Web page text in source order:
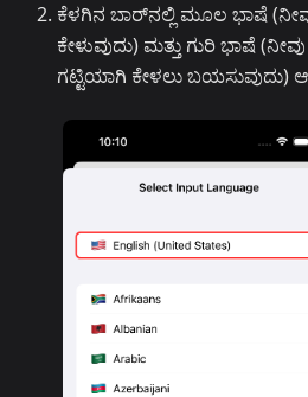
ಕೆಳಗಿನ ಬಾರ್‌ನಲ್ಲಿ ಮೂಲ ಭಾಷೆ
ಕೇಳುವುದು) ಮತ್ತು ಗುರಿ ಭಾಷೆ (ನೀವು
ಗಟ್ಟಿಯಾಗಿ ಕೇಳಲು ಬಯಸುವುದು)